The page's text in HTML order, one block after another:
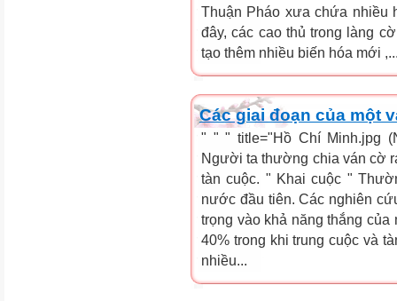
Thuận Pháo xưa chứa nhiều
đây, các cao thủ trong làng
tạo thêm nhiều biến hóa mới
Các giai đoạn của một
" " " title="Hồ Chí Minh.jpg
Người ta thường chia ván cờ
tàn cuộc. " Khai cuộc "
nước đầu tiên. Các nghiên
trọng vào khả năng thắng
40% trong khi trung cuộc và
nhiều...